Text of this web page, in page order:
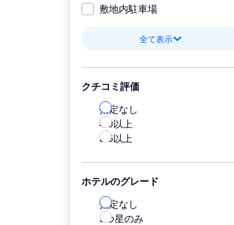
敷地内駐車場
全て表示
クチコミ評価
指定なし
4.0以上
3.5以上
ホテルのグレード
指定なし
5つ星のみ